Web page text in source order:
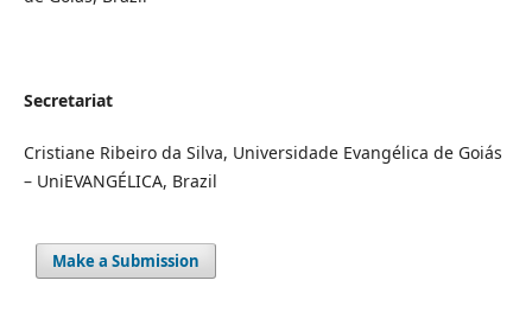
Secretariat
Cristiane Ribeiro da Silva, Universidade Evangélica de Goiás
– UniEVANGÉLICA, Brazil
Make a Submission